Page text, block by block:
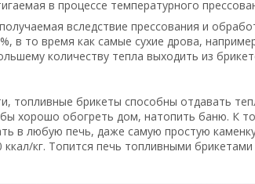
в процессе температурного
вследствие прессования и
в то время как самые сухие дрова,
количеству тепла выходить из
топливные брикеты способны отдавать
хорошо обогреть дом, натопить баню. К
в любую печь, даже самую простую
кг. Топится печь топливными